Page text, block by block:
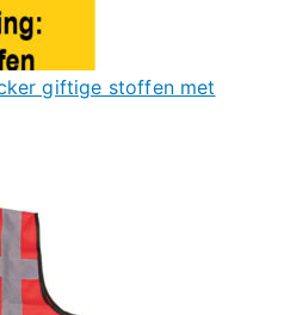
giftige stoffen met